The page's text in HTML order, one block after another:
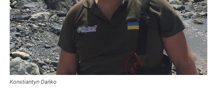
Konstiantyn Dańko